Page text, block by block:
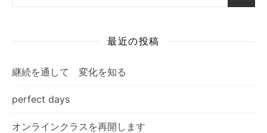
最近の投稿
継続を通して 変化を知る
perfect days
オンラインクラスを再開します